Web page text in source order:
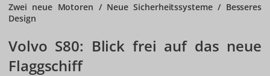
Zwei neue Motoren / Neue Sicherheitssysteme / Besseres
Design
Volvo S80: Blick frei auf das neue
Flaggschiff